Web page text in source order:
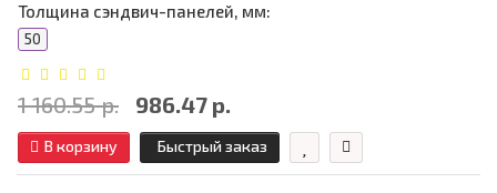
Толщина сэндвич-панелей, мм:
50
1 160.55 р. 986.47 р.
В корзину Быстрый заказ